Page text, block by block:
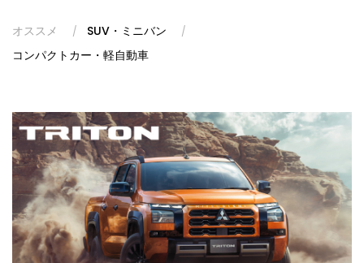
2026.1.26
『アウトランダーPHEV』が2025年のPHEVカテゴリー
国内販売台数で首位を獲得
ピックアップトラック『トライトン』を一部改良
2026.1.14
大幅改良したクロスオーバーSUV『アウトランダー
PHEV』をカナダで発売
2025.12.26
【年末年始休業のお知らせ】
オススメ
SUV・ミニバン
コンパクトカー・軽自動車
ALL-NEW TRITON